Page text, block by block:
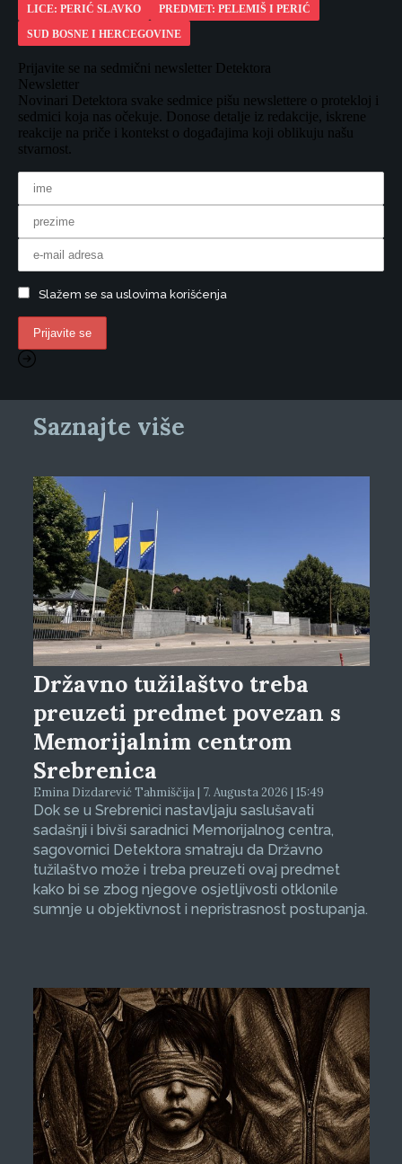
LICE: PERIĆ SLAVKO
PREDMET: PELEMIŠ I PERIĆ
SUD BOSNE I HERCEGOVINE
Prijavite se na sedmični newsletter Detektora
Newsletter
Novinari Detektora svake sedmice pišu newslettere o protekloj i
sedmici koja nas očekuje. Donose detalje iz redakcije, iskrene
reakcije na priče i kontekst o događajima koji oblikuju našu
stvarnost.
Slažem se sa uslovima korišćenja
Saznajte više
Državno tužilaštvo treba
preuzeti predmet povezan s
Memorijalnim centrom
Srebrenica
Emina Dizdarević Tahmiščija | 7. Augusta 2026 | 15:49
Dok se u Srebrenici nastavljaju saslušavati
sadašnji i bivši saradnici Memorijalnog centra,
sagovornici Detektora smatraju da Državno
tužilaštvo može i treba preuzeti ovaj predmet
kako bi se zbog njegove osjetljivosti otklonile
sumnje u objektivnost i nepristrasnost postupanja.